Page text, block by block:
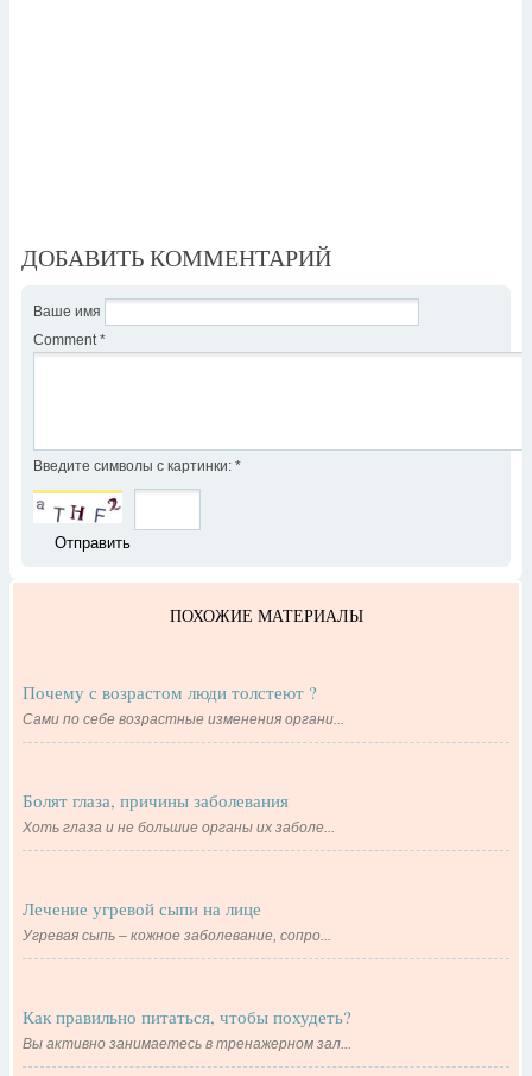
ДОБАВИТЬ КОММЕНТАРИЙ
Ваше имя
Comment *
Введите символы с картинки: *
ПОХОЖИЕ МАТЕРИАЛЫ
Почему с возрастом люди толстеют ?
Сами по себе возрастные изменения органи...
Болят глаза, причины заболевания
Хоть глаза и не большие органы их заболе...
Лечение угревой сыпи на лице
Угревая сыпь – кожное заболевание, сопро...
Как правильно питаться, чтобы похудеть?
Вы активно занимаетесь в тренажерном зал...